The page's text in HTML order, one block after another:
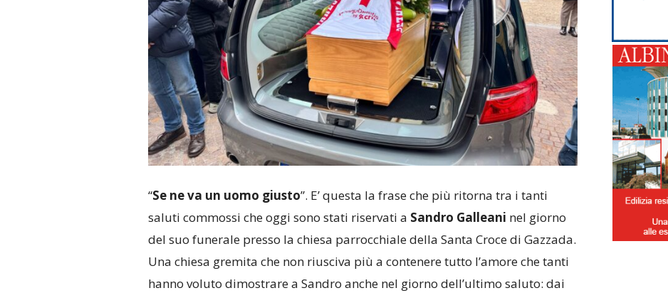
“Se ne va un uomo giusto”. E’ questa la frase che più ritorna tra i tanti
saluti commossi che oggi sono stati riservati a Sandro Galleani nel giorno
del suo funerale presso la chiesa parrocchiale della Santa Croce di Gazzada.
Una chiesa gremita che non riusciva più a contenere tutto l’amore che tanti
hanno voluto dimostrare a Sandro anche nel giorno dell’ultimo saluto: dai